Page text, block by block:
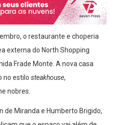
o restaurante e choperia
externa do North Shopping
Frade Monte. A nova casa
no estilo steakhouse,
nobres.
de Miranda e Humberto Brigido,